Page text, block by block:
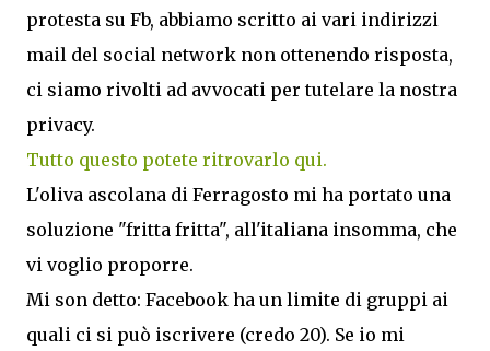
protesta su Fb, abbiamo scritto ai vari indirizzi
mail del social network non ottenendo risposta,
ci siamo rivolti ad avvocati per tutelare la nostra
privacy.
Tutto questo potete ritrovarlo qui.
L'oliva ascolana di Ferragosto mi ha portato una
soluzione "fritta fritta", all'italiana insomma, che
vi voglio proporre.
Mi son detto: Facebook ha un limite di gruppi ai
quali ci si può iscrivere (credo 20). Se io mi